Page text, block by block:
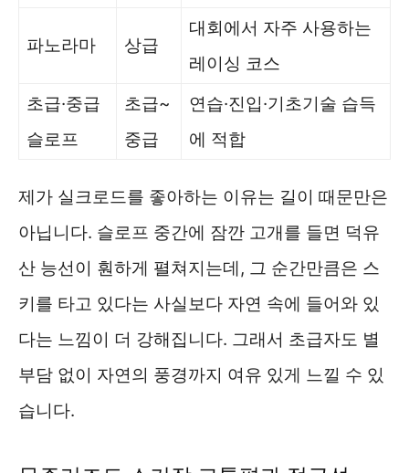
파노라마 상급
대회에서 자주 사용하는
레이싱 코스
초급·중급
슬로프
초급~
중급
연습·진입·기초기술 습득
에 적합
제가 실크로드를 좋아하는 이유는 길이 때문만은
아닙니다. 슬로프 중간에 잠깐 고개를 들면 덕유
산 능선이 훤하게 펼쳐지는데, 그 순간만큼은 스
키를 타고 있다는 사실보다 자연 속에 들어와 있
다는 느낌이 더 강해집니다. 그래서 초급자도 별
부담 없이 자연의 풍경까지 여유 있게 느낄 수 있
습니다.